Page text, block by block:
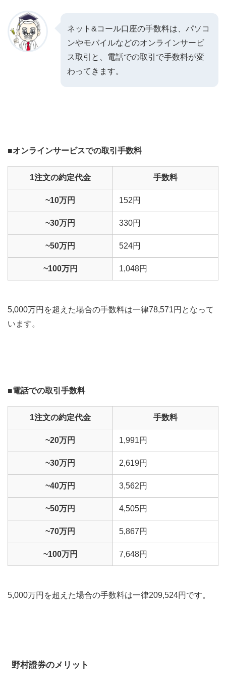
ネット&コール口座の手数料は、パソコ
ンやモバイルなどのオンラインサービ
ス取引と、電話での取引で手数料が変
わってきます。
■オンラインサービスでの取引手数料
1注文の約定代金 手数料
~10万円 152円
~30万円 330円
~50万円 524円
~100万円 1,048円
5,000万円を超えた場合の手数料は一律78,571円となって
います。
■電話での取引手数料
1注文の約定代金 手数料
~20万円 1,991円
~30万円 2,619円
~40万円 3,562円
~50万円 4,505円
~70万円 5,867円
~100万円 7,648円
5,000万円を超えた場合の手数料は一律209,524円です。
野村證券のメリット